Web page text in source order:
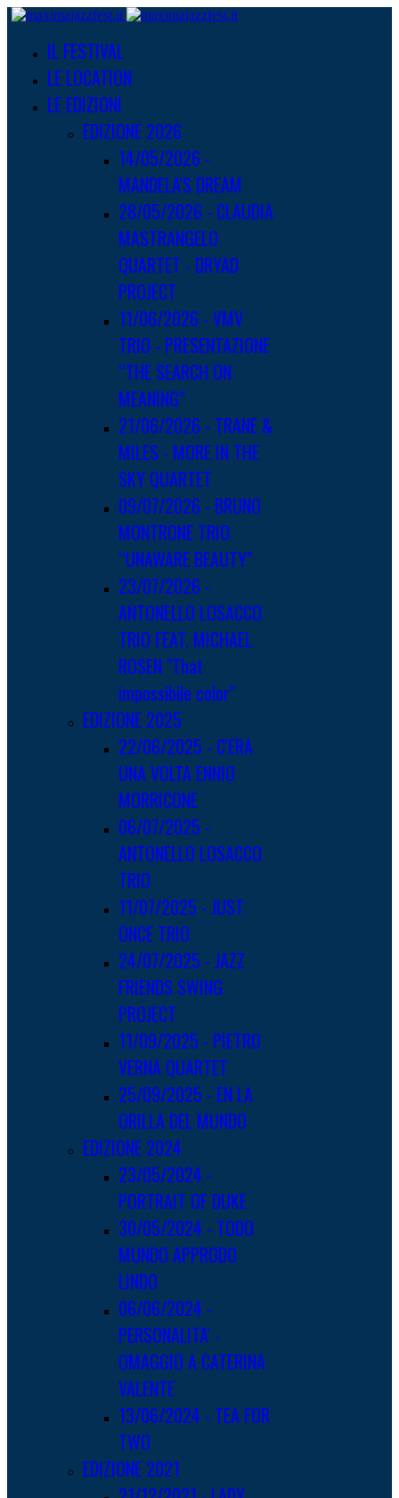
IL FESTIVAL
LE LOCATION
LE EDIZIONI
EDIZIONE 2026
14/05/2026 -
MANDELA'S DREAM
28/05/2026 - CLAUDIA
MASTRANGELO
QUARTET - DRYAD
PROJECT
11/06/2026 - VMV
TRIO - PRESENTAZIONE
“THE SEARCH ON
MEANING”
21/06/2026 - TRANE &
MILES - MORE IN THE
SKY QUARTET
09/07/2026 - BRUNO
MONTRONE TRIO
“UNAWARE BEAUTY”
23/07/2026 -
ANTONELLO LOSACCO
TRIO FEAT. MICHAEL
ROSEN "That
impossibile color"
EDIZIONE 2025
22/06/2025 - C'ERA
UNA VOLTA ENNIO
MORRICONE
06/07/2025 -
ANTONELLO LOSACCO
TRIO
11/07/2025 - JUST
ONCE TRIO
24/07/2025 - JAZZ
FRIENDS SWING
PROJECT
11/09/2025 - PIETRO
VERNA QUARTET
25/09/2025 - EN LA
ORILLA DEL MUNDO
EDIZIONE 2024
23/05/2024 -
PORTRAIT OF DUKE
30/05/2024 - TODO
MUNDO APPRODO
LINDO
06/06/2024 -
PERSONALITA' -
OMAGGIO A CATERINA
VALENTE
13/06/2024 - TEA FOR
TWO
EDIZIONE 2021